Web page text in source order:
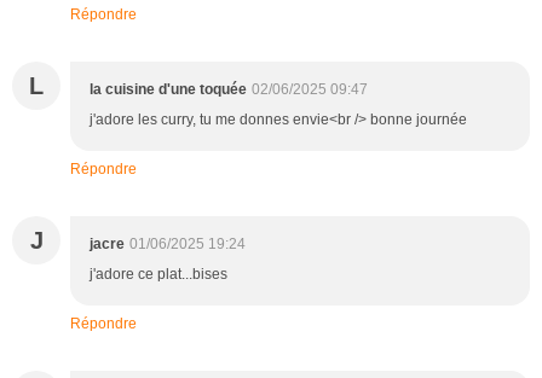
Répondre
L la cuisine d'une toquée 02/06/2025 09:47
j'adore les curry, tu me donnes envie<br /> bonne journée
Répondre
J jacre 01/06/2025 19:24
j'adore ce plat...bises
Répondre